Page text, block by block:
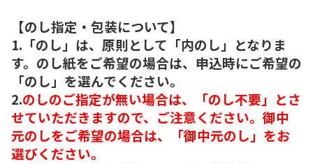
【のし指定・包装について】
1.「のし」は、原則として「内のし」となりま
す。のし紙をご希望の場合は、申込時にご希望の
「のし」を選んでください。
2.のしのご指定が無い場合は、「のし不要」とさ
せていただきますので、ご注意ください。御中
元のしをご希望の場合は、「御中元のし」をお
選びください。